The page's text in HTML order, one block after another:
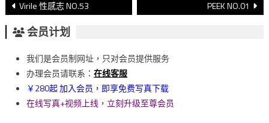
文
章
導
覽
Virile 性感志 NO.53 PEEK NO.01
会员计划
我们是会员制网址，只对会员提供服务
办理会员请联系： 在线客服
￥280起 加入会员，即享免费写真下载
在线写真+视频上线，立刻升级至尊会员